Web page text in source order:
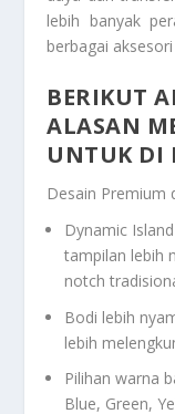
lebih banyak
berbagai
BERIKUT
ALASAN
UNTUK DI
Desain Premium
Dynamic
tampilan lebih
notch
Bodi lebih
lebih
Pilihan warna
Blue, Green,